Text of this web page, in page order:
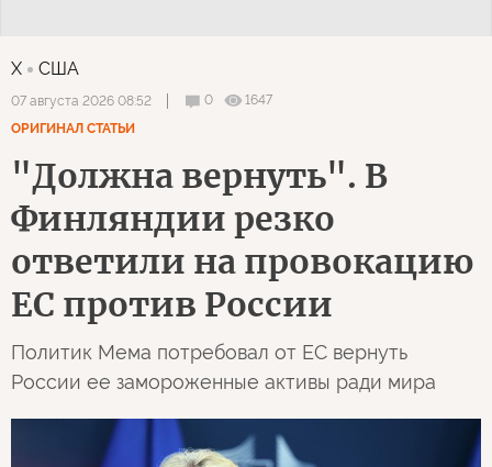
X США
07 августа 2026 08:52 0
1647
ОРИГИНАЛ СТАТЬИ
"Должна вернуть". В
Финляндии резко
ответили на провокацию
ЕС против России
Политик Мема потребовал от ЕС вернуть
России ее замороженные активы ради мира